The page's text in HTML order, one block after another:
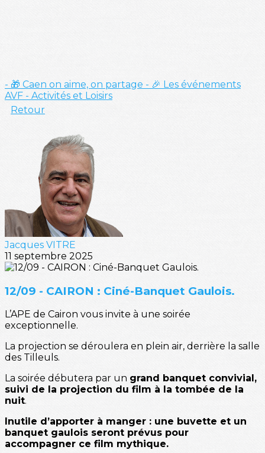
- 🎁 Caen on aime, on partage - 🎉 Les événements
AVF - Activités et Loisirs
Retour
Jacques VITRE
11 septembre 2025
12/09 - CAIRON : Ciné-Banquet Gaulois.
L’APE de Cairon vous invite à une soirée
exceptionnelle.
La projection se déroulera en plein air, derrière la salle
des Tilleuls.
La soirée débutera par un grand banquet convivial,
suivi de la projection du film à la tombée de la
nuit.
Inutile d’apporter à manger : une buvette et un
banquet gaulois seront prévus pour
accompagner ce film mythique.